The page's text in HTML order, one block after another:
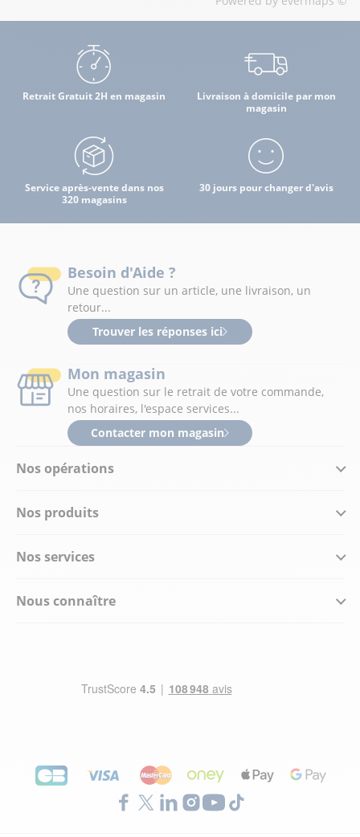
Retrait Gratuit 2H en magasin
Livraison à domicile par mon
magasin
Service après-vente dans nos
320 magasins
30 jours pour changer d'avis
Nos opérations
Nos produits
Nos services
Nous connaître
Besoin d'Aide ?
Une question sur un article, une livraison, un
retour...
Trouver les réponses ici
Mon magasin
Une question sur le retrait de votre commande,
nos horaires, l'espace services...
Contacter mon magasin